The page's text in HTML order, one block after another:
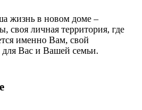
жизнь в новом доме –
своя личная территория, где
именно Вам, свой
Вас и Вашей семьи.